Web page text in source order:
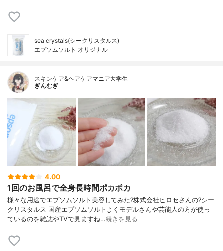
sea crystals(シークリスタルス)
エプソムソルト オリジナル
スキンケア&ヘアケアマニア大学生
ぎんむぎ
4.00
1回のお風呂で全身長時間ポカポカ
様々な用途でエプソムソルト美容してみた?株式会社ヒロセさんの?シー
クリスタルス 国産エプソムソルトよくモデルさんや芸能人の方が使っ
ているのを雑誌やTVで見ますね…続きを見る